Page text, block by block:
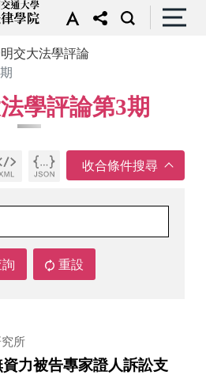
交大法學評論
學評論第3期
重設
所
力被告專家證人訴訟支